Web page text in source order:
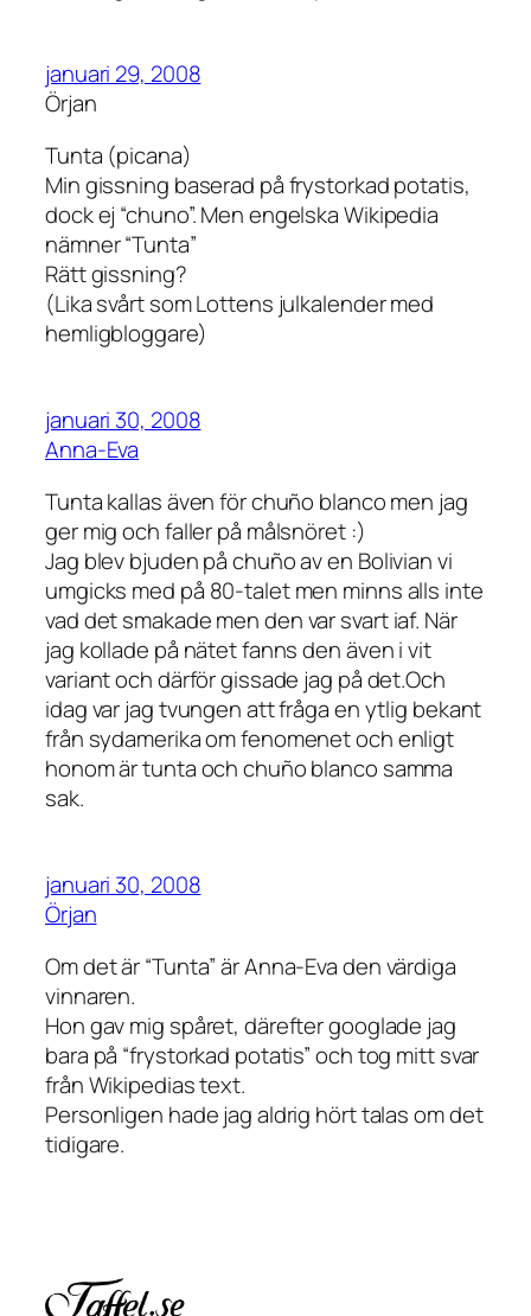
januari 29, 2008
Örjan
Tunta (picana)
Min gissning baserad på frystorkad potatis,
dock ej “chuno”. Men engelska Wikipedia
nämner “Tunta”
Rätt gissning?
(Lika svårt som Lottens julkalender med
hemligbloggare)
januari 30, 2008
Anna-Eva
Tunta kallas även för chuño blanco men jag
ger mig och faller på målsnöret :)
Jag blev bjuden på chuño av en Bolivian vi
umgicks med på 80-talet men minns alls inte
vad det smakade men den var svart iaf. När
jag kollade på nätet fanns den även i vit
variant och därför gissade jag på det.Och
idag var jag tvungen att fråga en ytlig bekant
från sydamerika om fenomenet och enligt
honom är tunta och chuño blanco samma
sak.
januari 30, 2008
Örjan
Om det är “Tunta” är Anna-Eva den värdiga
vinnaren.
Hon gav mig spåret, därefter googlade jag
bara på “frystorkad potatis” och tog mitt svar
från Wikipedias text.
Personligen hade jag aldrig hört talas om det
tidigare.